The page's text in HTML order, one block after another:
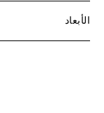
الأبعاد